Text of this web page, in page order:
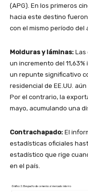
(APG). En los primeros
hacia este destino
con el mismo período del
Molduras y láminas: Las
un incremento del
un repunte significativo
residencial de EE.UU.
Por el contrario, la
mayo, acumulando una
Contrachapado: El
estadísticas oficiales
estadístico que rige
en el país.